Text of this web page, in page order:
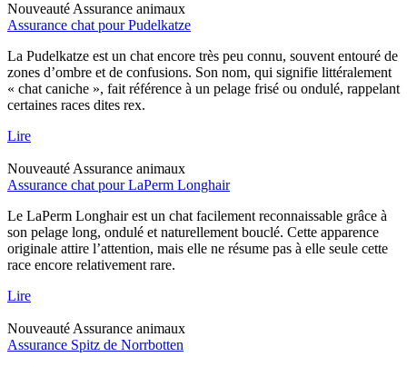
NouveautéAssurance animaux
Assurance chat pour Pudelkatze
La Pudelkatze est un chat encore très peu connu, souvent entouré de
zones d’ombre et de confusions. Son nom, qui signifie littéralement
« chat caniche », fait référence à un pelage frisé ou ondulé, rappelant
certaines races dites rex.
Lire
NouveautéAssurance animaux
Assurance chat pour LaPerm Longhair
Le LaPerm Longhair est un chat facilement reconnaissable grâce à
son pelage long, ondulé et naturellement bouclé. Cette apparence
originale attire l’attention, mais elle ne résume pas à elle seule cette
race encore relativement rare.
Lire
NouveautéAssurance animaux
Assurance Spitz de Norrbotten